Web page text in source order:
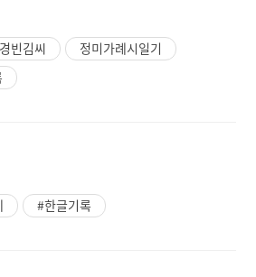
경빈김씨
정미가례시일기
#한글기록